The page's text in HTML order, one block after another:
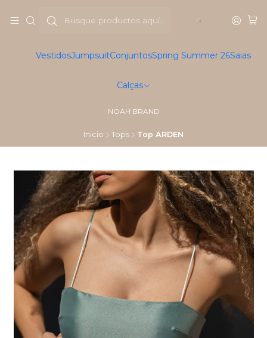
VestidosJumpsuitConjuntosSpring Summer 26Saias
Calças
NOAH BRAND
Inicio Tops Top ARDEN